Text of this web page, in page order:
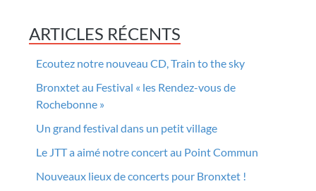
ARTICLES RÉCENTS
Ecoutez notre nouveau CD, Train to the sky
Bronxtet au Festival « les Rendez-vous de
Rochebonne »
Un grand festival dans un petit village
Le JTT a aimé notre concert au Point Commun
Nouveaux lieux de concerts pour Bronxtet !